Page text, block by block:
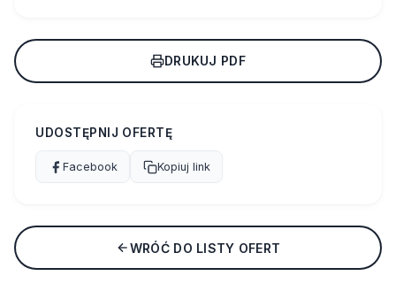
DRUKUJ PDF
UDOSTĘPNIJ OFERTĘ
Facebook Kopiuj link
WRÓĆ DO LISTY OFERT